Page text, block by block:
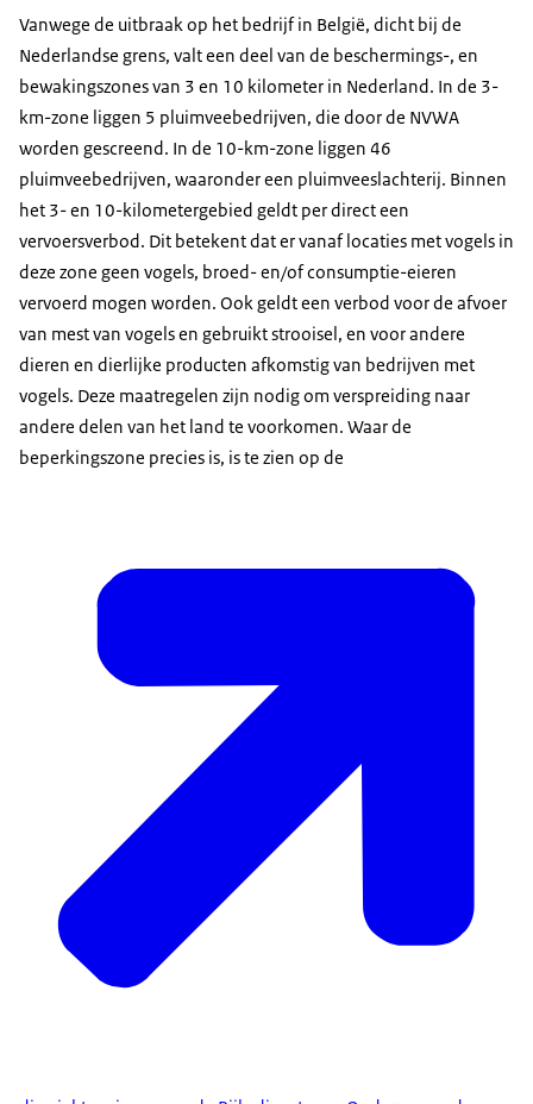
Vanwege de uitbraak op het bedrijf in België, dicht bij de
Nederlandse grens, valt een deel van de beschermings-, en
bewakingszones van 3 en 10 kilometer in Nederland. In de 3-
km-zone liggen 5 pluimveebedrijven, die door de NVWA
worden gescreend. In de 10-km-zone liggen 46
pluimveebedrijven, waaronder een pluimveeslachterij. Binnen
het 3- en 10-kilometergebied geldt per direct een
vervoersverbod. Dit betekent dat er vanaf locaties met vogels in
deze zone geen vogels, broed- en/of consumptie-eieren
vervoerd mogen worden. Ook geldt een verbod voor de afvoer
van mest van vogels en gebruikt strooisel, en voor andere
dieren en dierlijke producten afkomstig van bedrijven met
vogels. Deze maatregelen zijn nodig om verspreiding naar
andere delen van het land te voorkomen. Waar de
beperkingszone precies is, is te zien op de